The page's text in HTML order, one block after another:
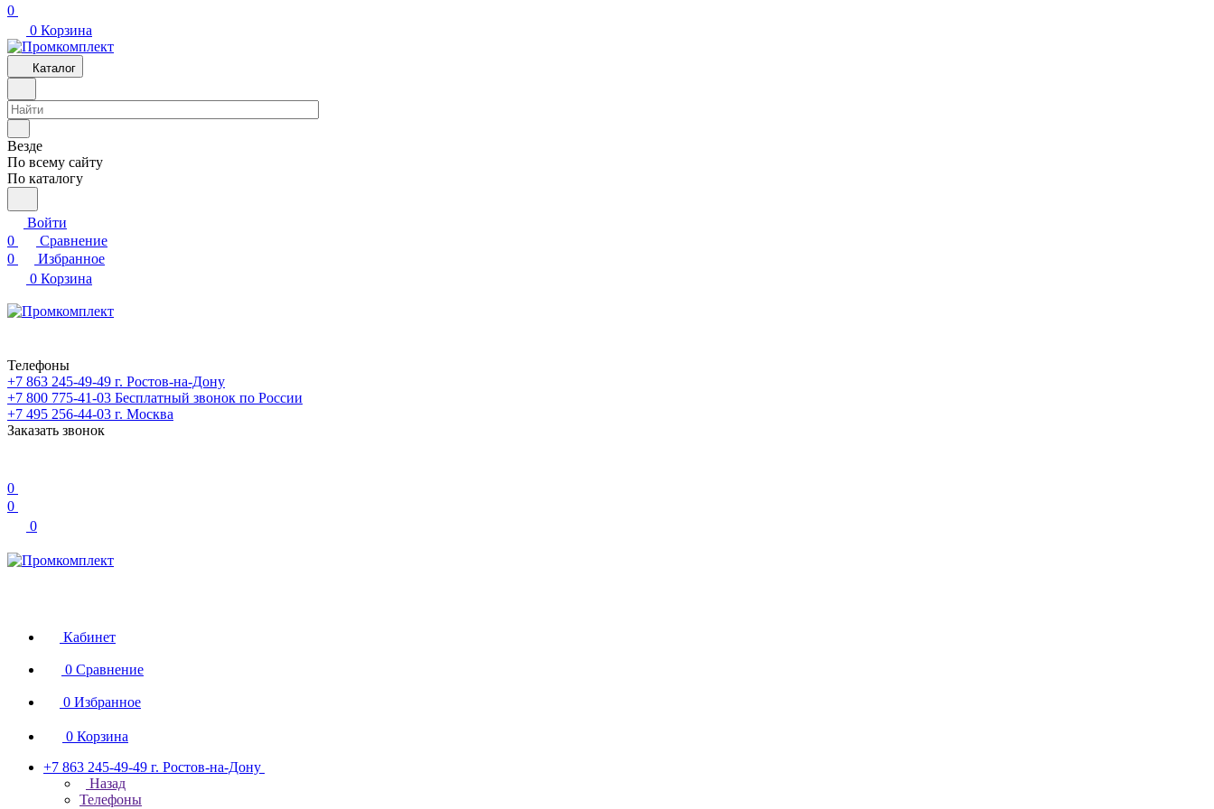
0
0 Корзина
Каталог
Везде
По всему сайту
По каталогу
Войти
0
Сравнение
0
Избранное
0 Корзина
Телефоны
+7 863 245-49-49 г. Ростов-на-Дону
+7 800 775-41-03 Бесплатный звонок по России
+7 495 256-44-03 г. Москва
Заказать звонок
0
0
0
Кабинет
0 Сравнение
0 Избранное
0 Корзина
+7 863 245-49-49 г. Ростов-на-Дону
Назад
Телефоны